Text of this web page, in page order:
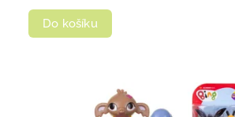
Do košíku